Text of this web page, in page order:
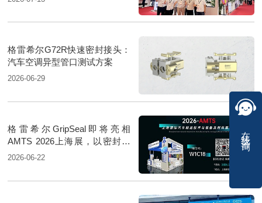
格雷希尔G72R快速密封接头：
汽车空调异型管口测试方案
2026-06-29
格雷希尔GripSeal即将亮相
AMTS 2026上海展，以密封技
术赋能汽车制造
2026-06-22
在线咨询